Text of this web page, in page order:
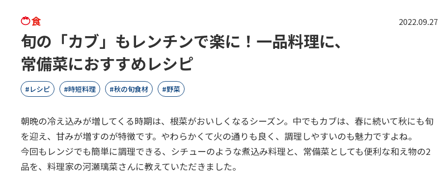
食 2022.09.27
旬の「カブ」もレンチンで楽に！一品料理に、
常備菜におすすめレシピ
レシピ 時短料理 秋の旬食材 野菜
朝晩の冷え込みが増してくる時期は、根菜がおいしくなるシーズン。中でもカブは、春に続いて秋にも旬
を迎え、甘みが増すのが特徴です。やわらかくて火の通りも良く、調理しやすいのも魅力ですよね。
今回もレンジでも簡単に調理できる、シチューのような煮込み料理と、常備菜としても便利な和え物の2
品を、料理家の河瀬璃菜さんに教えていただきました。